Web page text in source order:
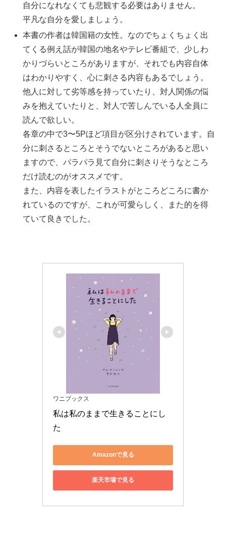
自分になれなくても悲観する必要はありません。
平凡な自分を愛しましょう。
本書の作者は韓国籍の女性。なのでちょくちょく出
てくる例え話が韓国の地名やテレビ番組で、少しわ
かりづらいところがありますが、それでも内容自体
はわかりやすく、心に刺さる内容もあるでしょう。
他人に対して劣等感を持っていたり、対人関係の悩
みを抱えていたりと、対人で苦しんでいる人全員に
読んで欲しい。
各章の中で3〜5Pほど項目が区分けされています。自
分に刺さるところとそうでないところがあると思い
ますので、パラパラ見て自分に刺さりそうなところ
だけ読むのがオススメです。
また、内容を表したイラストがところどころに書か
れているのですが、これが可愛らしく、また的を得
ていて良きでした。
ワニブックス
私は私のままで生きることにし
た
Amazonで見る
楽天市場で見る